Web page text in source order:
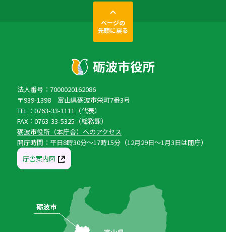
ページの
先頭に戻る
法人番号：7000020162086
〒939-1398 富山県砺波市栄町7番3号
TEL：0763-33-1111（代表）
FAX：0763-33-5325（総務課）
砺波市役所（本庁舎）へのアクセス
開庁時間：平日8時30分〜17時15分（12月29日〜1月3日は閉庁）
庁舎案内図